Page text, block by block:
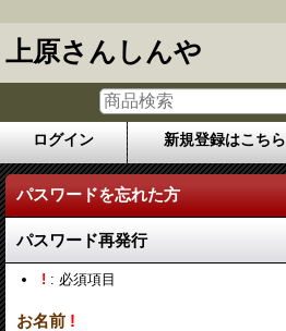
上原さんしんや
ログイン 新規登録はこちら
パスワードを忘れた方
パスワード再発行
! : 必須項目
お名前 !